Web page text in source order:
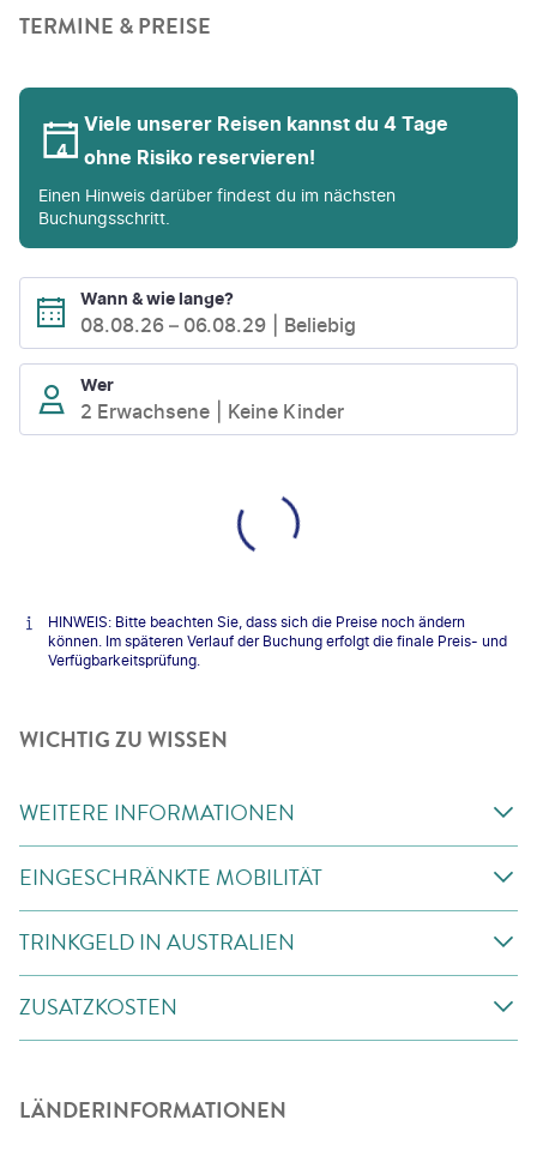
TERMINE & PREISE
Viele unserer Reisen kannst du 4 Tage
ohne Risiko reservieren!
Einen Hinweis darüber findest du im nächsten
Buchungsschritt.
Wann & wie lange?
08.08.26 – 06.08.29 Beliebig
Wer
2 Erwachsene Keine Kinder
HINWEIS: Bitte beachten Sie, dass sich die Preise noch ändern
können. Im späteren Verlauf der Buchung erfolgt die finale Preis- und
Verfügbarkeitsprüfung.
WICHTIG ZU WISSEN
WEITERE INFORMATIONEN
EINGESCHRÄNKTE MOBILITÄT
TRINKGELD IN AUSTRALIEN
ZUSATZKOSTEN
LÄNDERINFORMATIONEN